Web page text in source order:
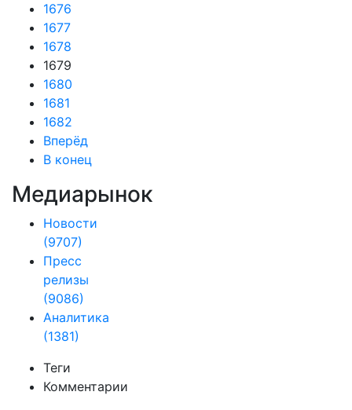
1676
1677
1678
1679
1680
1681
1682
Вперёд
В конец
Медиарынок
Новости
(9707)
Пресс
релизы
(9086)
Аналитика
(1381)
Теги
Комментарии